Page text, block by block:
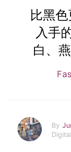
比黑
入手
白、
By